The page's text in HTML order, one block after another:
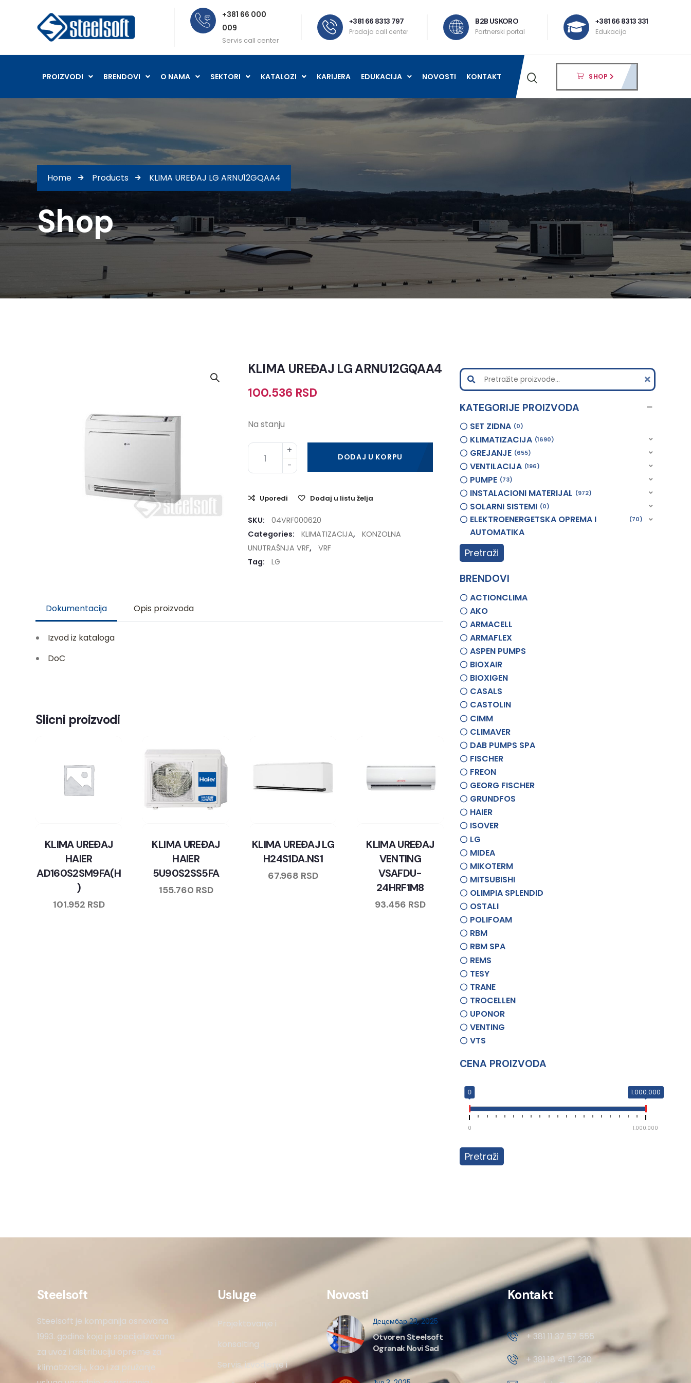
+381 66 000
009
Servis call center
+381 66 8313 797
Prodaja call center
B2B USKORO
Partnerski portal
+381 66 8313 331
Edukacija
PROIZVODI BRENDOVI O NAMA SEKTORI KATALOZI KARIJERA EDUKACIJA NOVOSTI KONTAKT SHOP
Home Products KLIMA UREĐAJ LG ARNU12GQAA4
Shop
KLIMA UREĐAJ LG ARNU12GQAA4
100.536 RSD
Na stanju
DODAJ U KORPU
Uporedi Dodaj u listu želja
SKU:
04VRF000620
Categories:
KLIMATIZACIJA,
KONZOLNA
UNUTRAŠNJA VRF,
VRF
Tag:
LG
Dokumentacija Opis proizvoda
Izvod iz kataloga
DoC
Slicni proizvodi
KLIMA UREĐAJ
HAIER
AD160S2SM9FA(H
)
101.952 RSD
KLIMA UREĐAJ
HAIER
5U90S2SS5FA
155.760 RSD
KLIMA UREĐAJ LG
H24S1DA.NS1
67.968 RSD
KLIMA UREĐAJ
VENTING
VSAFDU-
24HRF1M8
93.456 RSD
KATEGORIJE PROIZVODA
SET ZIDNA 0
KLIMATIZACIJA 1690
GREJANJE 655
VENTILACIJA 196
PUMPE 73
INSTALACIONI MATERIJAL 972
SOLARNI SISTEMI 0
ELEKTROENERGETSKA OPREMA I
AUTOMATIKA
70
Pretraži
BRENDOVI
ACTIONCLIMA
AKO
ARMACELL
ARMAFLEX
ASPEN PUMPS
BIOXAIR
BIOXIGEN
CASALS
CASTOLIN
CIMM
CLIMAVER
DAB PUMPS SPA
FISCHER
FREON
GEORG FISCHER
GRUNDFOS
HAIER
ISOVER
LG
MIDEA
MIKOTERM
MITSUBISHI
OLIMPIA SPLENDID
OSTALI
POLIFOAM
RBM
RBM SPA
REMS
TESY
TRANE
TROCELLEN
UPONOR
VENTING
VTS
CENA PROIZVODA
0 1.000.000
0 1.000.000
Pretraži
Steelsoft
Steelsoft je kompanija osnovana
1993. godine koja je specijalizovana
za uvoz i distribuciju opreme za
klimatizaciju, kao i za pružanje
Usluge
Projektovanje i
konsalting
Servis, izvodjenje i
Novosti
Децембар 23, 2025
Otvoren Steelsoft
Ogranak Novi Sad
Kontakt
+ 381 11 37 57 555
+ 381 18 41 51 230